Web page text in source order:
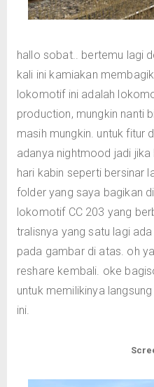
hallo sobat.. bertemu lagi
kali ini kamiakan
lokomotif ini adalah
production, mungkin nanti
masih mungkin. untuk fitur
adanya nightmood jadi
hari kabin seperti bersinar
folder yang saya bagikan
lokomotif CC 203 yang
tralisnya yang satu lagi
pada gambar di atas. oh
reshare kembali. oke
untuk memilikinya
ini.